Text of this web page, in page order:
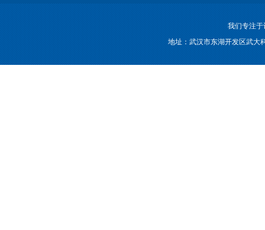
我们专注
地址：武汉市东湖开发区武大